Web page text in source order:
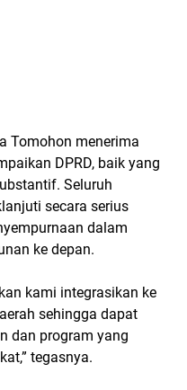
Tomohon menerima
DPRD, baik yang
Seluruh
secara serius
dalam
ke depan.
kami integrasikan ke
sehingga dapat
dan program yang
tegasnya.